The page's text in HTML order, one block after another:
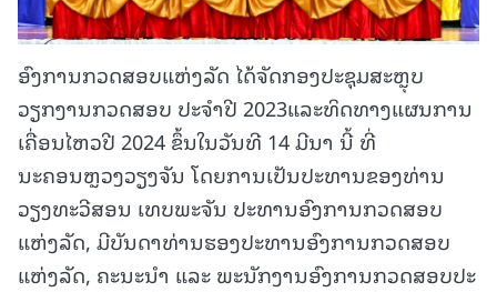
ອົງການກວດສອບແຫ່ງລັດ ໄດ້ຈັດກອງປະຊຸມສະຫຼຸບ
ວຽກງານກວດສອບ ປະຈຳປີ 2023ແລະທິດທາງແຜນການ
ເຄື່ອນໄຫວປີ 2024 ຂຶ້ນໃນວັນທີ 14 ມີນາ ນີ້ ທີ່
ນະຄອນຫຼວງວຽງຈັນ ໂດຍການເປັນປະທານຂອງທ່ານ
ວຽງທະວີສອນ ເທບພະຈັນ ປະທານອົງການກວດສອບ
ແຫ່ງລັດ, ມີບັນດາທ່ານຮອງປະທານອົງການກວດສອບ
ແຫ່ງລັດ, ຄະນະນໍາ ແລະ ພະນັກງານອົງການກວດສອບປະ